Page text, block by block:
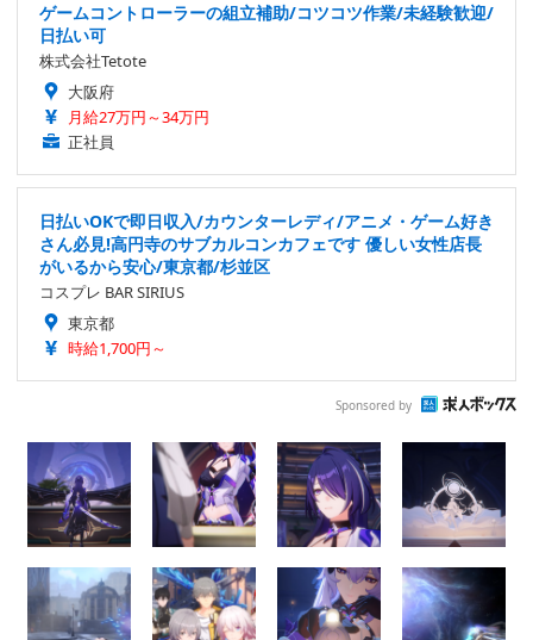
ゲームコントローラーの組立補助/コツコツ作業/未経験歓迎/
日払い可
株式会社Tetote
大阪府
月給27万円～34万円
正社員
日払いOKで即日収入/カウンターレディ/アニメ・ゲーム好き
さん必見!高円寺のサブカルコンカフェです 優しい女性店長
がいるから安心/東京都/杉並区
コスプレ BAR SIRIUS
東京都
時給1,700円～
Sponsored by